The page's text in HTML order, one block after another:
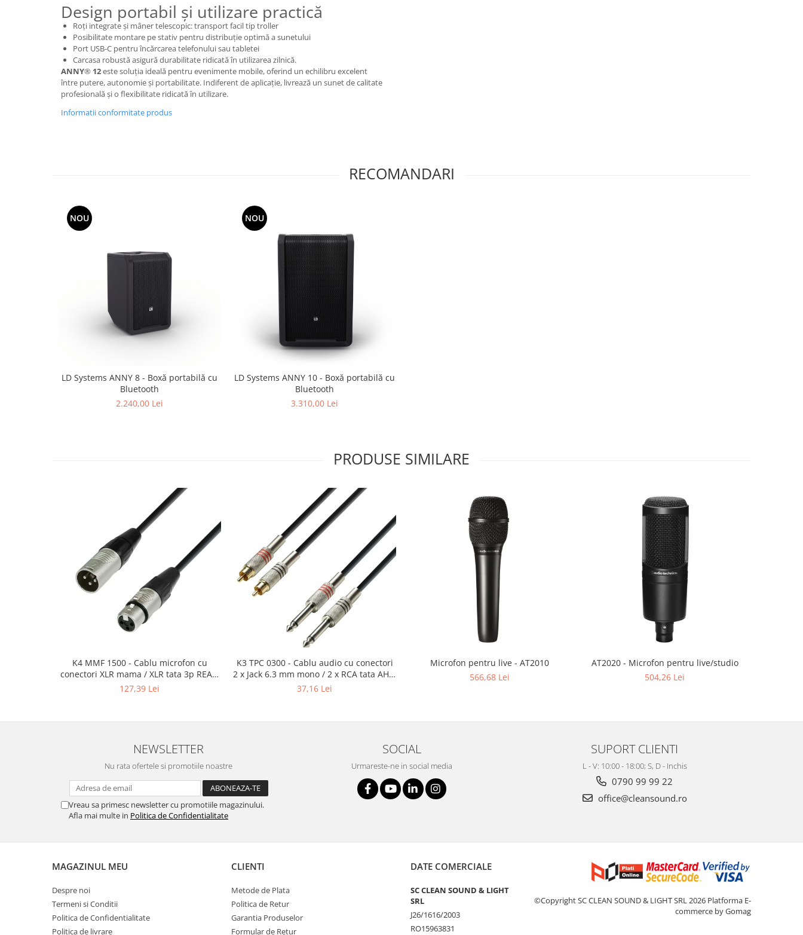
Design portabil și utilizare practică
Roți integrate și mâner telescopic: transport facil tip troller
Posibilitate montare pe stativ pentru distribuție optimă a sunetului
Port USB-C pentru încărcarea telefonului sau tabletei
Carcasa robustă asigură durabilitate ridicată în utilizarea zilnică.
ANNY® 12este soluția ideală pentru evenimente mobile, oferind un echilibru excelent
între putere, autonomie și portabilitate. Indiferent de aplicație, livrează un sunet de calitate
profesională și o flexibilitate ridicată în utilizare.
Informatii conformitate produs
RECOMANDARI
NOU
LD Systems ANNY 8 - Boxă portabilă cu
Bluetooth
2.240,00 Lei
NOU
LD Systems ANNY 10 - Boxă portabilă cu
Bluetooth
3.310,00 Lei
PRODUSE SIMILARE
K4 MMF 1500 - Cablu microfon cu
conectori XLR mama / XLR tata 3p REAN
- 15m
127,39 Lei
K3 TPC 0300 - Cablu audio cu conectori
2 x Jack 6.3 mm mono / 2 x RCA tata AH 3
m
37,16 Lei
Microfon pentru live - AT2010
566,68 Lei
AT2020 - Microfon pentru live/studio
504,26 Lei
NEWSLETTER
Nu rata ofertele si promotiile noastre
Vreau sa primesc newsletter cu promotiile magazinului.
Afla mai multe in Politica de Confidentialitate
SOCIAL
Urmareste-ne in social media
SUPORT CLIENTI
L - V: 10:00 - 18:00; S, D - Inchis
0790 99 99 22
office@cleansound.ro
MAGAZINUL MEU
Despre noi
Termeni si Conditii
Politica de Confidentialitate
Politica de livrare
CLIENTI
Metode de Plata
Politica de Retur
Garantia Produselor
Formular de Retur
DATE COMERCIALE
SC CLEAN SOUND & LIGHT
SRL
J26/1616/2003
RO15963831
©Copyright SC CLEAN SOUND & LIGHT SRL 2026 Platforma E-
commerce by Gomag